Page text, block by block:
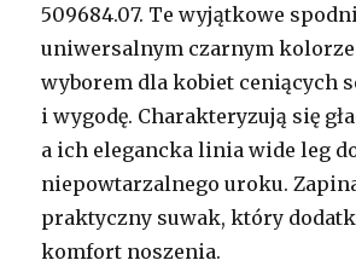
509684.07. Te wyjątkowe
uniwersalnym czarnym
wyborem dla kobiet ceniących
i wygodę. Charakteryzują się
a ich elegancka linia wide leg
niepowtarzalnego uroku.
praktyczny suwak, który
komfort noszenia.